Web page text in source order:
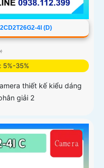
4I (D)
5%-35%
thiết kế kiểu dáng
giải 2